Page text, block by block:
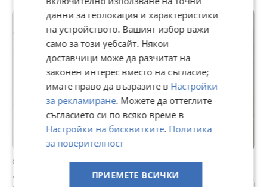
Gedore Facom ключове
18 €
данни за геолокация и характеристики
на устройството. Вашият избор важи
само за този уебсайт. Някои
доставчици може да разчитат на
законен интерес вместо на съгласие;
имате право да възразите в Настройки
за рекламиране. Можете да оттеглите
съгласието си по всяко време в
Настройки на бисквитките. Политика
за поверителност
ПРИЕМЕТЕ ВСИЧКИ